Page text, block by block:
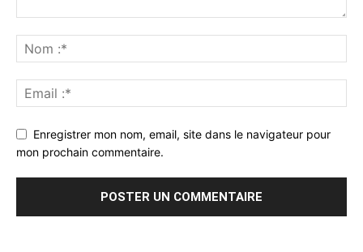
Enregistrer mon nom, email, site dans le navigateur pour
mon prochain commentaire.